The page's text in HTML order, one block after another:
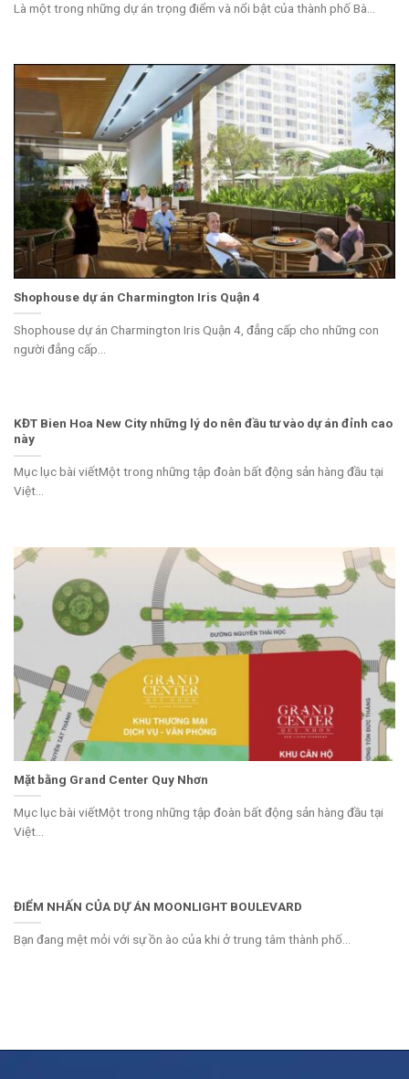
Là một trong những dự án trọng điểm và nổi bật của thành phố Bà...
Shophouse dự án Charmington Iris Quận 4
Shophouse dự án Charmington Iris Quận 4, đẳng cấp cho những con
người đẳng cấp...
KĐT Bien Hoa New City những lý do nên đầu tư vào dự án đỉnh cao
này
Mục lục bài viếtMột trong những tập đoàn bất động sản hàng đầu tại
Việt...
Mặt bằng Grand Center Quy Nhơn
Mục lục bài viếtMột trong những tập đoàn bất động sản hàng đầu tại
Việt...
ĐIỂM NHẤN CỦA DỰ ÁN MOONLIGHT BOULEVARD
Bạn đang mệt mỏi với sự ồn ào của khi ở trung tâm thành phố...